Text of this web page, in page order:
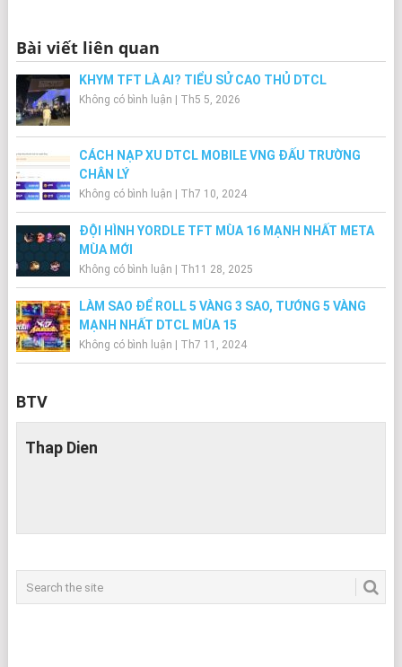
Bài viết liên quan
KHYM TFT LÀ AI? TIỂU SỬ CAO THỦ DTCL
Không có bình luận Th5 5, 2026
CÁCH NẠP XU DTCL MOBILE VNG ĐẤU TRƯỜNG
CHÂN LÝ
Không có bình luận Th7 10, 2024
ĐỘI HÌNH YORDLE TFT MÙA 16 MẠNH NHẤT META
MÙA MỚI
Không có bình luận Th11 28, 2025
LÀM SAO ĐỂ ROLL 5 VÀNG 3 SAO, TƯỚNG 5 VÀNG
MẠNH NHẤT DTCL MÙA 15
Không có bình luận Th7 11, 2024
BTV
Thap Dien